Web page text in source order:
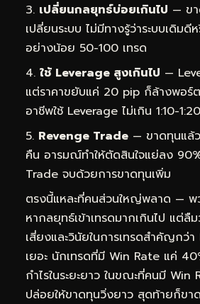
เปลี่ยนกลยุทธ์บ่อยเกินไป — ข
เปลี่ยนระบบ ไม่มีทางรู้ว่าระบบเดิมดี
อย่างน้อย 50-100 เทรด
ใช้ Leverage สูงเกินไป —
แต่ราคาขยับแค่ 20 pip ก็ล้างพอร์
อาชีพใช้ Leverage ไม่เกิน 1:10-1:20
Revenge Trade — ขาดทุนแล้ว
คืน อารมณ์ทำให้ตัดสินใจแย่ลง
Trade จบด้วยการขาดทุนเพิ่ม
ตรงนี้แหละที่คนส่วนใหญ่พลาด — พ
หากลยุทธ์เข้าเทรดมากเกินไป แต่ลื
เสี่ยงและวินัยในการเทรดสำคัญกว่
เยอะ นักเทรดที่มี Win Rate แค่
กำไรในระยะยาว ในขณะที่คนมี
ปล่อยให้ขาดทุนวิ่งยาว สุดท้ายก็ขา